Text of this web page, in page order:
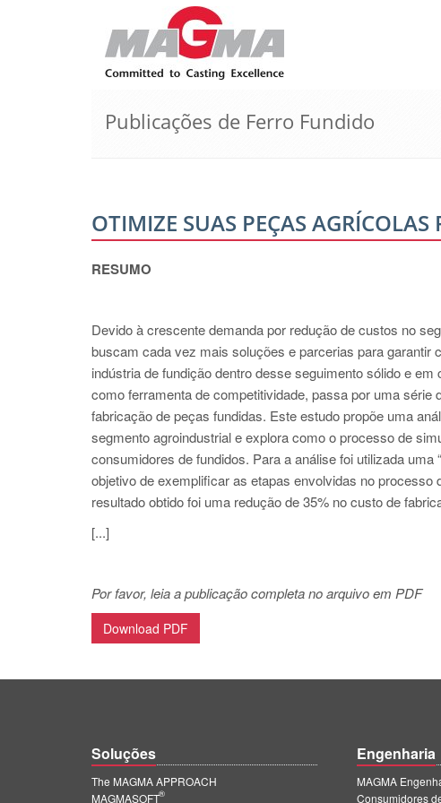
Publicações de Ferro Fundido
OTIMIZE SUAS PEÇAS
RESUMO
Devido à crescente demanda por redução de custos no
buscam cada vez mais soluções e parcerias para garantir
indústria de fundição dentro desse seguimento sólido e
como ferramenta de competitividade, passa por uma
fabricação de peças fundidas. Este estudo propõe uma
segmento agroindustrial e explora como o processo de
consumidores de fundidos. Para a análise foi utilizada
objetivo de exemplificar as etapas envolvidas no
resultado obtido foi uma redução de 35% no custo de
[...]
Por favor, leia a publicação completa no arquivo em PDF
Download PDF
Soluções
The MAGMA APPROACH
MAGMASOFT
®
Engenharia
MAGMA
Consumidores